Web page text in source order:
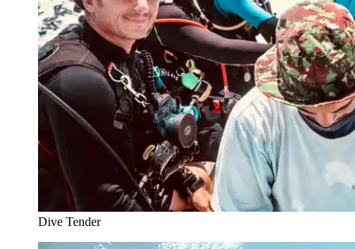
Dive Tender